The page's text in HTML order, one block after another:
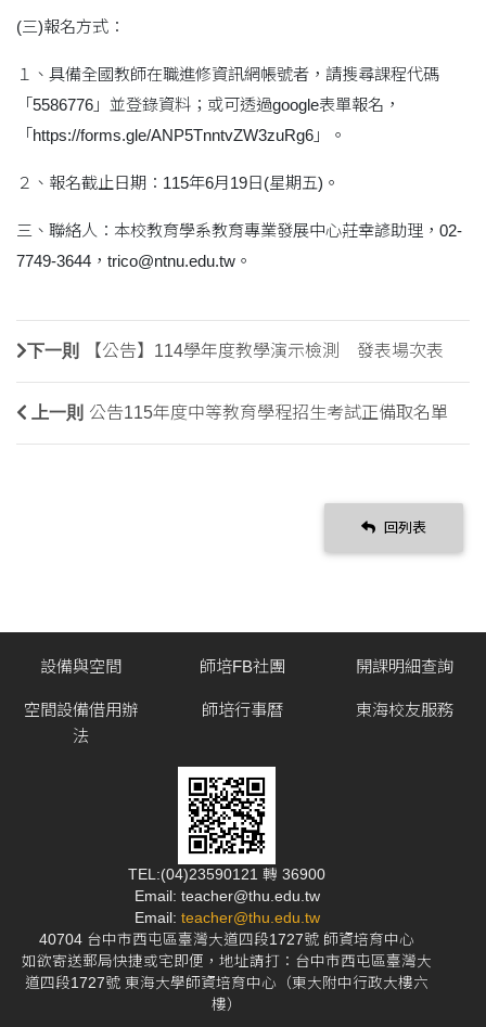
(三)報名方式：
１、具備全國教師在職進修資訊網帳號者，請搜尋課程代碼
「5586776」並登錄資料；或可透過google表單報名，
「https://forms.gle/ANP5TnntvZW3zuRg6」。
２、報名截止日期：115年6月19日(星期五)。
三、聯絡人：本校教育學系教育專業發展中心莊幸諺助理，02-
7749-3644，trico@ntnu.edu.tw。
下一則 【公告】114學年度教學演示檢測 發表場次表
上一則 公告115年度中等教育學程招生考試正備取名單
回列表
設備與空間
空間設備借用辦
法
師培FB社團
師培行事曆
開課明細查詢
東海校友服務
TEL:(04)23590121 轉 36900
Email: teacher@thu.edu.tw
Email: teacher@thu.edu.tw
40704 台中市西屯區臺灣大道四段1727號 師資培育中心
如欲寄送郵局快捷或宅即便，地址請打：台中市西屯區臺灣大
道四段1727號 東海大學師資培育中心（東大附中行政大樓六
樓）